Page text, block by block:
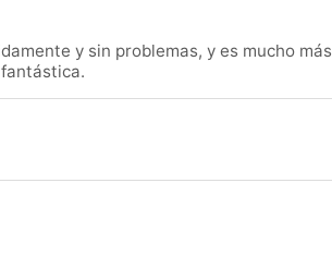
y sin problemas, y es mucho más